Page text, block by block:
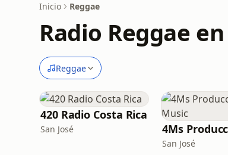
Inicio Reggae
Radio Reggae
Reggae
420 Radio Costa Rica
San José
San José